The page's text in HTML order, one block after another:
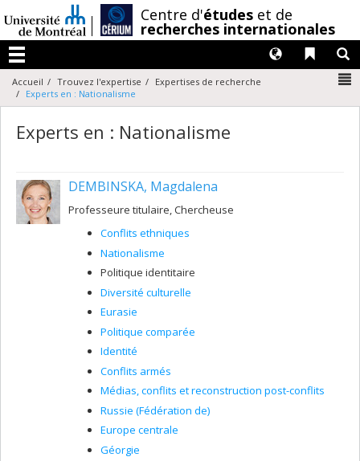
au
contenu
Centre d'études et de
recherches internationales
Menu
Liens
Langues
Accueil Trouvez l'expertise
Expertises de recherche
Experts en : Nationalisme
Experts en : Nationalisme
DEMBINSKA, Magdalena
Professeure titulaire, Chercheuse
Conflits ethniques
Nationalisme
Politique identitaire
Diversité culturelle
Eurasie
Politique comparée
Identité
Conflits armés
Médias, conflits et reconstruction post-conflits
Russie (Fédération de)
Europe centrale
Géorgie